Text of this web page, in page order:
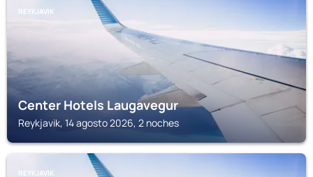
REYKJAVIK
Center Hotels Laugavegur
Reykjavik, 14 agosto 2026, 2 noches
REYKJAVIK